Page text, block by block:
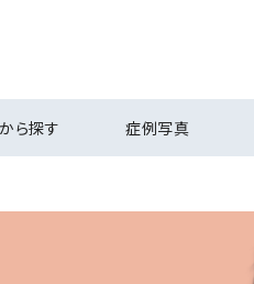
ら探す 症例写真